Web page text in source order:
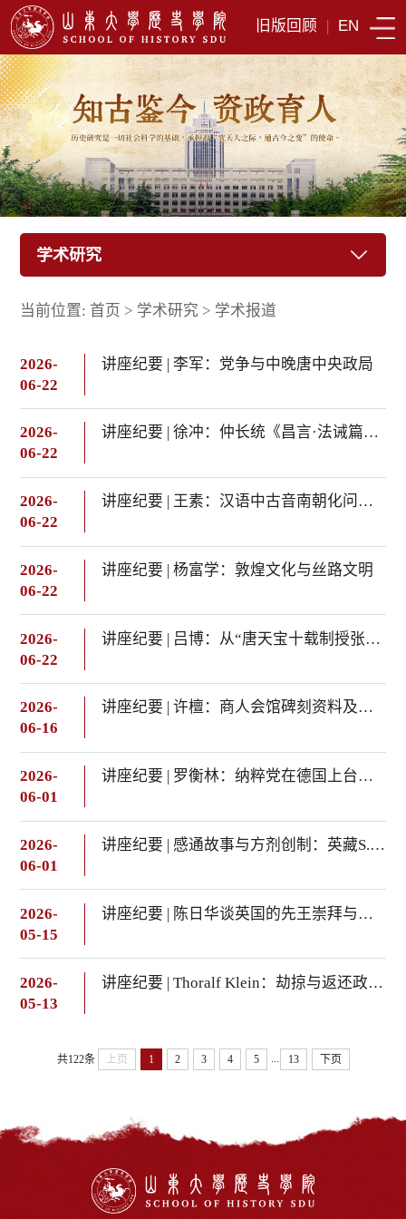
旧版回顾 | EN
学术研究
当前位置: 首页 > 学术研究 > 学术报道
2026-
06-22
讲座纪要 | 李军：党争与中晚唐中央政局
2026-
06-22
讲座纪要 | 徐冲：仲长统《昌言·法诫篇》与建武制度再认识
2026-
06-22
讲座纪要 | 王素：汉语中古音南朝化问题浅说——兼说《切韵》的主要音系
2026-
06-22
讲座纪要 | 杨富学：敦煌文化与丝路文明
2026-
06-22
讲座纪要 | 吕博：从“唐天宝十载制授张无价游击将军告身”看安史之乱前夜的军事、财政体制
2026-
06-16
讲座纪要 | 许檀：商人会馆碑刻资料及其价值——聊城、济南的个案分析
2026-
06-01
讲座纪要 | 罗衡林：纳粹党在德国上台的原因刍议
2026-
06-01
讲座纪要 | 感通故事与方剂创制：英藏S.5598《毗沙门天王奉宣和尚神妙补心丸方》研究
2026-
05-15
讲座纪要 | 陈日华谈英国的先王崇拜与盎格鲁——撒克逊主义
2026-
05-13
讲座纪要 | Thoralf Klein：劫掠与返还政治的历史化考察 ——义和团战争后法、德、英案例的比较研究
共122条 上页 1 2 3 4 5 13 下页